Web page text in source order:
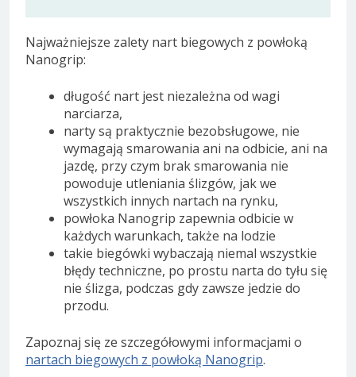
Najważniejsze zalety nart biegowych z powłoką
Nanogrip:
długość nart jest niezależna od wagi
narciarza,
narty są praktycznie bezobsługowe, nie
wymagają smarowania ani na odbicie, ani na
jazdę, przy czym brak smarowania nie
powoduje utleniania ślizgów, jak we
wszystkich innych nartach na rynku,
powłoka Nanogrip zapewnia odbicie w
każdych warunkach, także na lodzie
takie biegówki wybaczają niemal wszystkie
błędy techniczne, po prostu narta do tyłu się
nie ślizga, podczas gdy zawsze jedzie do
przodu.
Zapoznaj się ze szczegółowymi informacjami o
nartach biegowych z powłoką Nanogrip.